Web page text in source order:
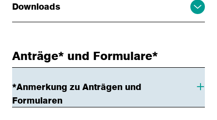
Downloads
Anträge* und Formulare*
*Anmerkung zu Anträgen und
Formularen